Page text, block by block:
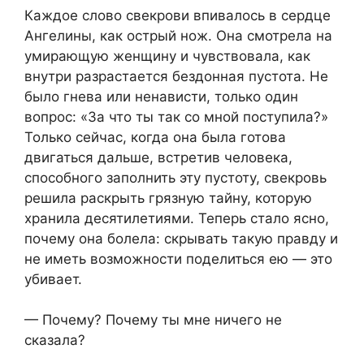
Каждое слово свекрови впивалось в сердце
Ангелины, как острый нож. Она смотрела на
умирающую женщину и чувствовала, как
внутри разрастается бездонная пустота. Не
было гнева или ненависти, только один
вопрос: «За что ты так со мной поступила?»
Только сейчас, когда она была готова
двигаться дальше, встретив человека,
способного заполнить эту пустоту, свекровь
решила раскрыть грязную тайну, которую
хранила десятилетиями. Теперь стало ясно,
почему она болела: скрывать такую правду и
не иметь возможности поделиться ею — это
убивает.
— Почему? Почему ты мне ничего не
сказала?